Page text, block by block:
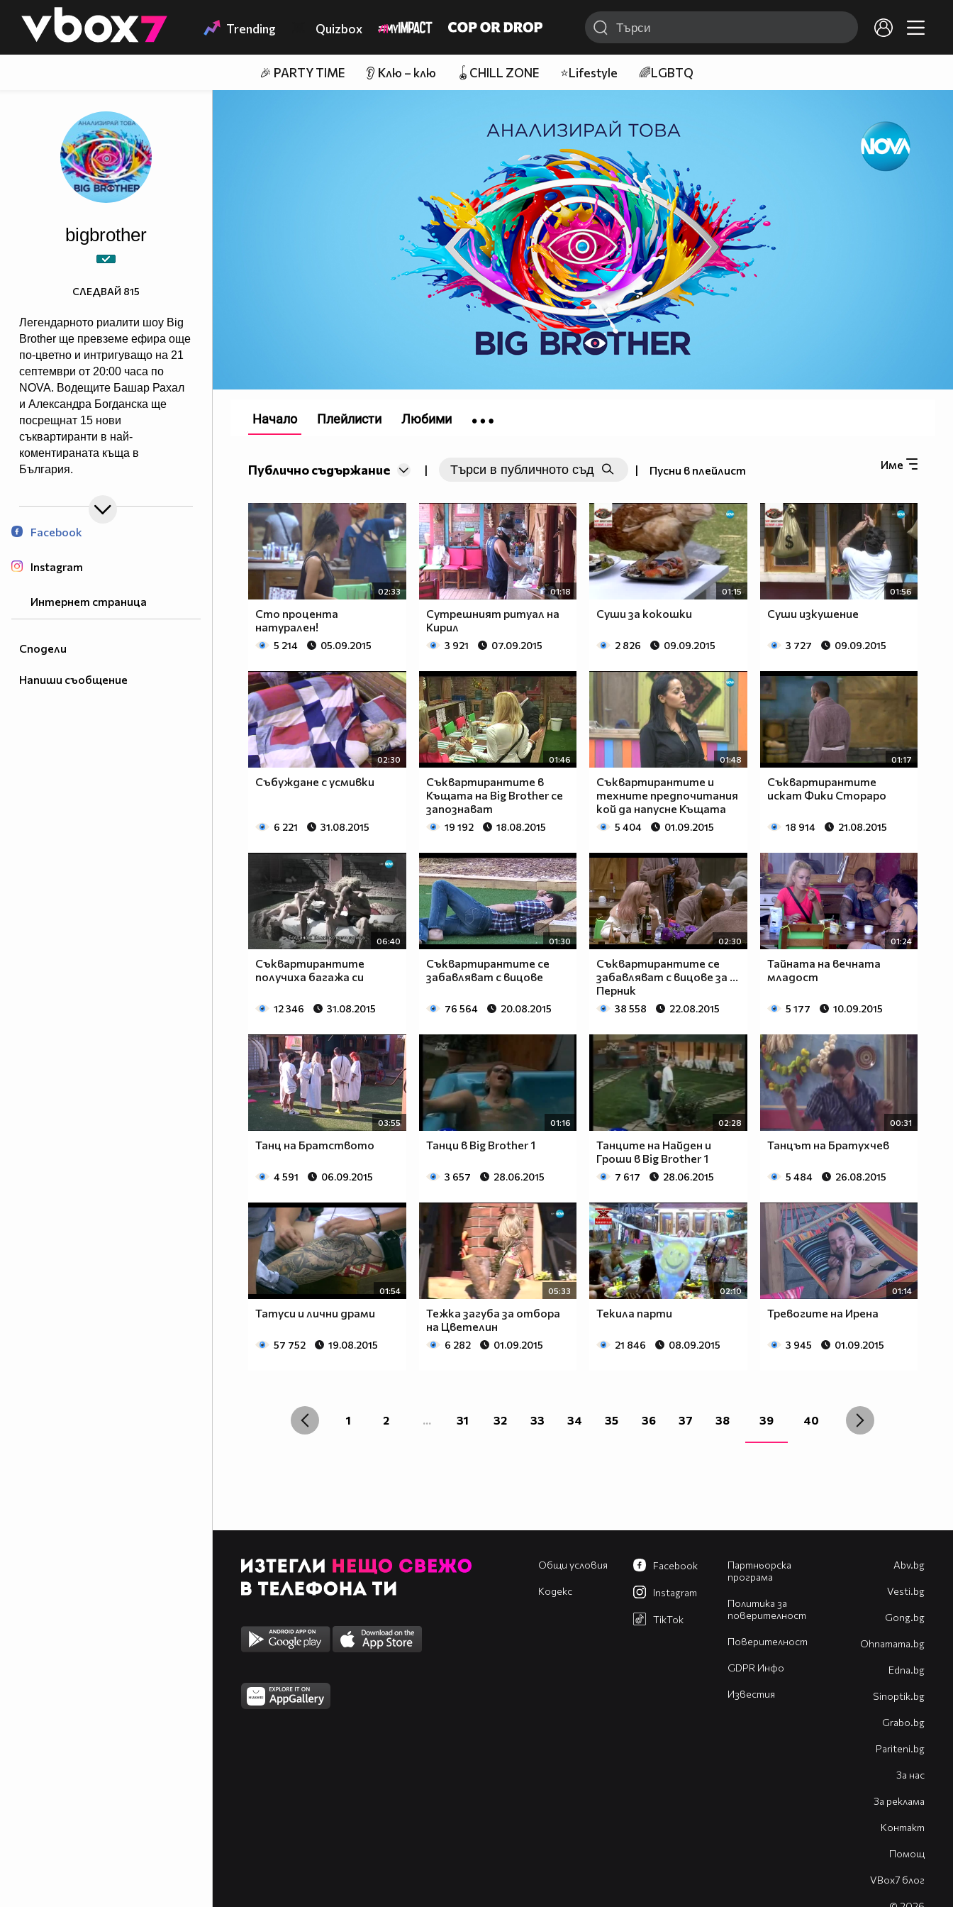
👾 Trending Quizbox
🎉 PARTY TIME 👂 Клю – клю 🪀CHILL ZONE ⭐Lifestyle 🌈LGBTQ
Сподели
Напиши съобщение
bigbrother
Легендарното риалити шоу Big
Brother ще превземе ефира още
по-цветно и интригуващо на 21
септември от 20:00 часа по
NOVA. Водещите Башар Рахал
и Александра Богданска ще
посрещнат 15 нови
съквартиранти в най-
коментираната къща в
България.
СЛЕДВАЙ 815
Facebook
Instagram
Интернет страница
Име
Публично съдържание | | Пусни в плейлист
02:33
Сто процента
натурален!
5 214 05.09.2015
01:18
Сутрешният ритуал на
Кирил
3 921 07.09.2015
01:15
Суши за кокошки
2 826 09.09.2015
01:56
Суши изкушение
3 727 09.09.2015
02:30
Събуждане с усмивки
6 221 31.08.2015
01:46
Съквартирантите в
Къщата на Big Brother се
запознават
19 192 18.08.2015
01:48
Съквартирантите и
техните предпочитания
кой да напусне Къщата
5 404 01.09.2015
01:17
Съквартирантите
искат Фики Стораро
18 914 21.08.2015
06:40
Съквартирантите
получиха багажа си
12 346 31.08.2015
01:30
Съквартирантите се
забавляват с вицове
76 564 20.08.2015
02:30
Съквартирантите се
забавляват с вицове за ...
Перник
38 558 22.08.2015
01:24
Тайната на вечната
младост
5 177 10.09.2015
03:55
Танц на Братството
4 591 06.09.2015
01:16
Танци в Big Brother 1
3 657 28.06.2015
02:28
Танците на Найден и
Гроши в Big Brother 1
7 617 28.06.2015
00:31
Танцът на Братухчев
5 484 26.08.2015
01:54
Татуси и лични драми
57 752 19.08.2015
05:33
Тежка загуба за отбора
на Цветелин
6 282 01.09.2015
02:10
Текила парти
21 846 08.09.2015
01:14
Тревогите на Ирена
3 945 01.09.2015
1 2 ... 31 32 33 34 35 36 37 38 39 40
Начало Плейлисти Любими
Общи условия
Кодекс
Партньорска
програма
Политика за
поверителност
Поверителност
GDPR Инфо
Известия
Facebook
Instagram
TikTok
Abv.bg
Vesti.bg
Gong.bg
Оhnamama.bg
Edna.bg
Sinoptik.bg
Grabo.bg
Pariteni.bg
За нас
За реклама
Контакт
Помощ
VBox7 блог